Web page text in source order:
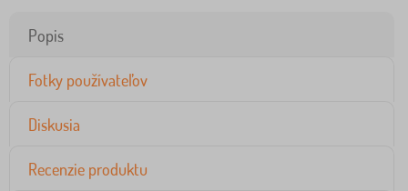
Popis
Fotky používateľov
Diskusia
Recenzie produktu